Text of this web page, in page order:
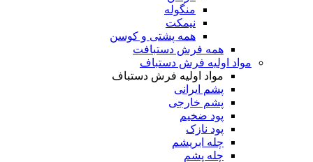
منگوله
نیمکت
همه پشتی و کوسن
همه فرش دستبافت
مواد اولیه فرش دستباف
مواد اولیه فرش دستباف
پشم ایرانی
پشم خارجی
پود ضخیم
پود نازک
چله ابریشم
چله پشم